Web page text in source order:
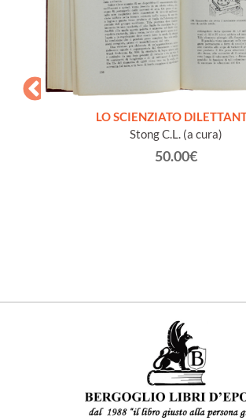
LO SCIENZIATO
Stong C.L. (a cura)
50.00€